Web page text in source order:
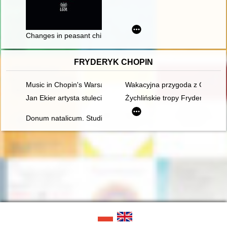
Changes in peasant children's reading practices and living
FRYDERYK CHOPIN
Music in Chopin's Warsaw
Wakacyjna przygoda z
Jan Ekier artysta stulecia - w darze Chopinowi. Księga
Żychlińskie tropy Fryderyka
Donum natalicum. Studia Thaddaeo Przybylski octogenario